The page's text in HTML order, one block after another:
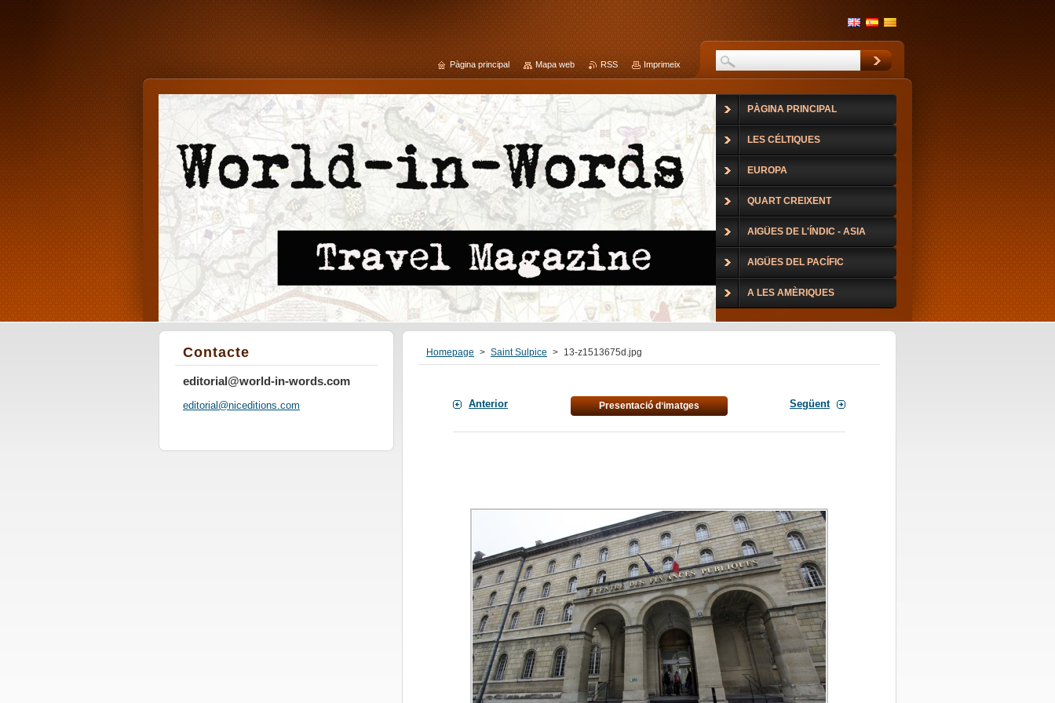
Homepage > Saint Sulpice > 13-z1513675d.jpg
Anterior Presentació dʼimatges Següent
Contacte
editorial@world-in-words.com
editorial@niceditions.com
PÀGINA PRINCIPAL
LES CÉLTIQUES
EUROPA
QUART CREIXENT
AIGÜES DE L'ÍNDIC - ASIA
AIGÜES DEL PACÍFIC
A LES AMÈRIQUES
Pàgina principal Mapa web RSS Imprimeix